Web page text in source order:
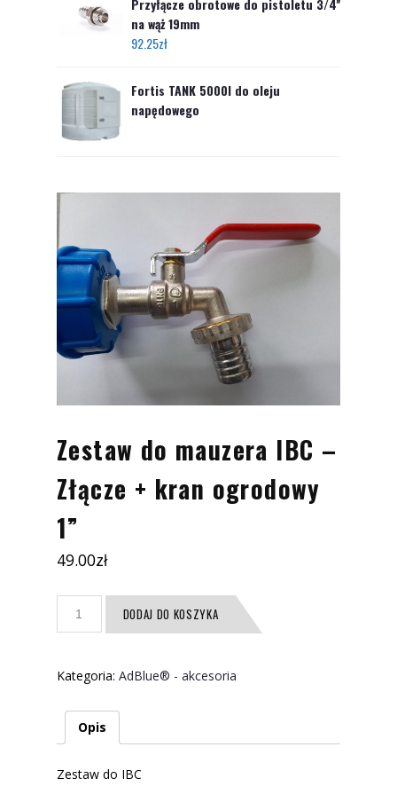
Przyłącze obrotowe do pistoletu 3/4''
na wąż 19mm
92.25zł
Fortis TANK 5000l do oleju
napędowego
Zestaw do mauzera IBC –
Złącze + kran ogrodowy
1”
49.00zł
Zestaw
IBC
Złącze
+
ogrodowy
DODAJ DO KOSZYKA
Kategoria: AdBlue® - akcesoria
Opis
Zestaw do IBC